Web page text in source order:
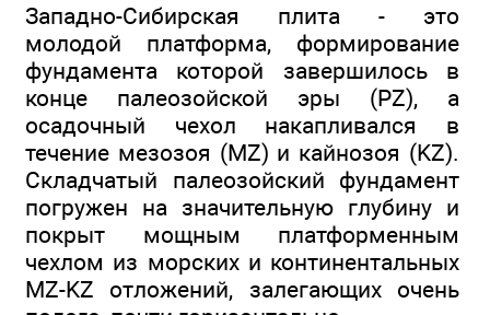
Западно-Сибирская плита - это
молодой платформа, формирование
фундамента которой завершилось в
конце палеозойской эры (PZ), а
осадочный чехол накапливался в
течение мезозоя (MZ) и кайнозоя (KZ).
Складчатый палеозойский фундамент
погружен на значительную глубину и
покрыт мощным платформенным
чехлом из морских и континентальных
MZ-KZ отложений, залегающих очень